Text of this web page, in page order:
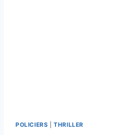
POLICIERS |THRILLER